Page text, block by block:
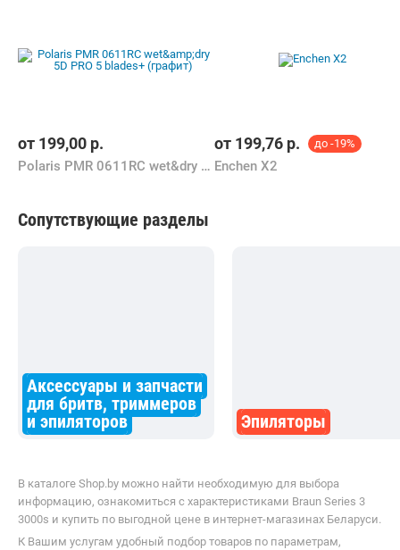
от 199,00 р.
Polaris PMR 0611RC wet&dry 5D PRO 5 blades+ (графит)
от 199,76 р. до -19%
Enchen X2
Сопутствующие разделы
Аксессуары и запчасти
для бритв, триммеров
и эпиляторов
Эпиляторы
В каталоге Shop.by можно найти необходимую для выбора
информацию, ознакомиться с характеристиками Braun Series 3
3000s и купить по выгодной цене в интернет-магазинах Беларуси.
К Вашим услугам удобный подбор товаров по параметрам,